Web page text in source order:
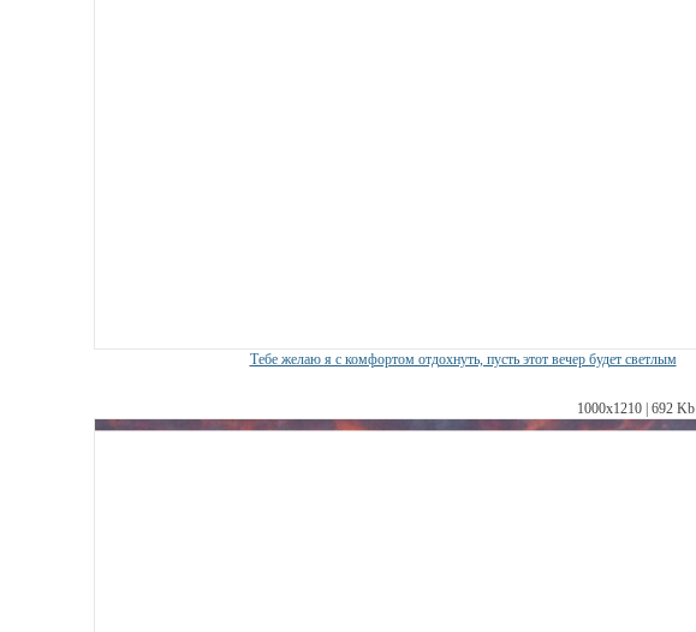
Тебе желаю я с комфортом отдохнуть, пусть этот вечер будет светлым
1000х1210 | 692 Kb